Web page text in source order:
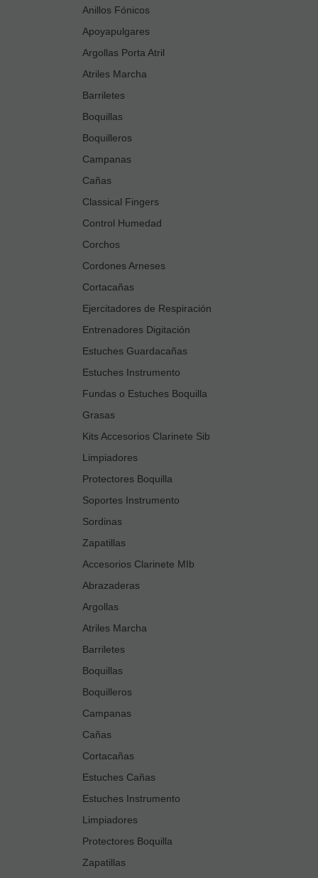
Anillos Fónicos
Apoyapulgares
Argollas Porta Atril
Atriles Marcha
Barriletes
Boquillas
Boquilleros
Campanas
Cañas
Classical Fingers
Control Humedad
Corchos
Cordones Arneses
Cortacañas
Ejercitadores de Respiración
Entrenadores Digitación
Estuches Guardacañas
Estuches Instrumento
Fundas o Estuches Boquilla
Grasas
Kits Accesorios Clarinete Sib
Limpiadores
Protectores Boquilla
Soportes Instrumento
Sordinas
Zapatillas
Accesorios Clarinete MIb
Abrazaderas
Argollas
Atriles Marcha
Barriletes
Boquillas
Boquilleros
Campanas
Cañas
Cortacañas
Estuches Cañas
Estuches Instrumento
Limpiadores
Protectores Boquilla
Zapatillas